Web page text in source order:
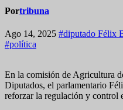
Portribuna
Ago 14, 2025 #diputado Félix
#política
En la comisión de Agricultura
Diputados, el parlamentario
reforzar la regulación y control